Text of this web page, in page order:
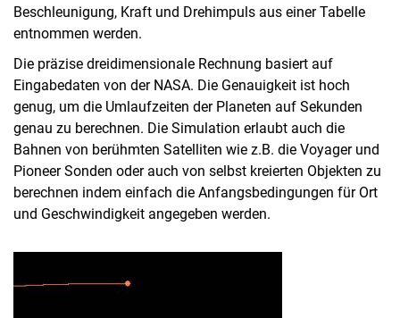
Elastizität
Schallwellen
Beschleunigung, Kraft und Drehimpuls aus einer Tabelle
entnommen werden.
Die präzise dreidimensionale Rechnung basiert auf
Eingabedaten von der NASA. Die Genauigkeit ist hoch
genug, um die Umlaufzeiten der Planeten auf Sekunden
genau zu berechnen. Die Simulation erlaubt auch die
Bahnen von berühmten Satelliten wie z.B. die Voyager und
Pioneer Sonden oder auch von selbst kreierten Objekten zu
berechnen indem einfach die Anfangsbedingungen für Ort
und Geschwindigkeit angegeben werden.